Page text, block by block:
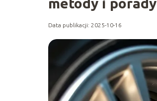
metody i porady
Data publikacji: 2025-10-16